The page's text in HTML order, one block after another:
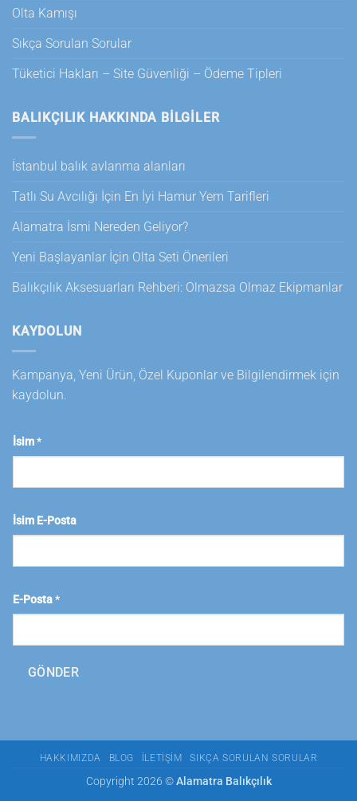
Olta Kamışı
Sıkça Sorulan Sorular
Tüketici Hakları – Site Güvenliği – Ödeme Tipleri
BALIKÇILIK HAKKINDA BILGILER
İstanbul balık avlanma alanları
Tatlı Su Avcılığı İçin En İyi Hamur Yem Tarifleri
Alamatra İsmi Nereden Geliyor?
Yeni Başlayanlar İçin Olta Seti Önerileri
Balıkçılık Aksesuarları Rehberi: Olmazsa Olmaz Ekipmanlar
KAYDOLUN
Kampanya, Yeni Ürün, Özel Kuponlar ve Bilgilendirmek için
kaydolun.
İsim*
İsim E-Posta
E-Posta*
GÖNDER
HAKKIMIZDA BLOG İLETIŞIM SIKÇA SORULAN SORULAR
Copyright 2026 ©Alamatra Balıkçılık